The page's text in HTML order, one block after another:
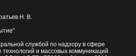
Н. В.
службой по надзору в сфере
и массовых коммуникаций.